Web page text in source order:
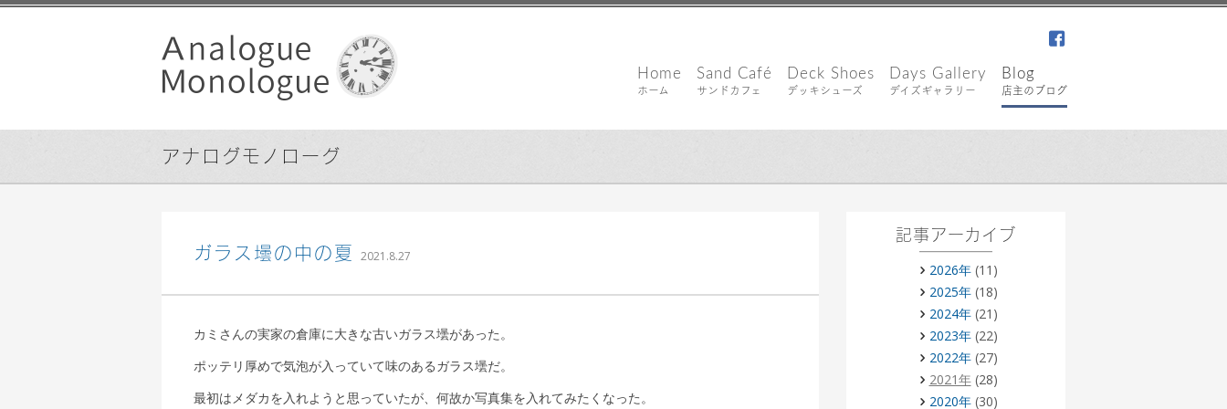
Home
ホーム
Sand Café
サンドカフェ
Deck Shoes
デッキシューズ
Days Gallery
デイズギャラリー
Blog
店主のブログ
アナログモノローグ
ガラス壜の中の夏 2021.8.27
カミさんの実家の倉庫に大きな古いガラス壜があった。
ポッテリ厚めで気泡が入っていて味のあるガラス壜だ。
最初はメダカを入れようと思っていたが、何故か写真集を入れてみたくなった。
記事アーカイブ
2026年(11)
2025年(18)
2024年(21)
2023年(22)
2022年(27)
2021年(28)
2020年(30)